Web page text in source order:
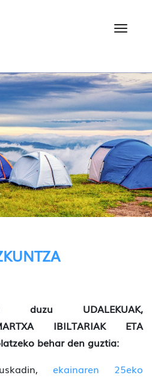
duzu UDALEKUAK,
IBILTARIAK ETA
behar den guztia:
ekainaren 25eko